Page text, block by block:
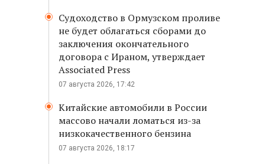
Судоходство в Ормузском проливе
не будет облагаться сборами до
заключения окончательного
договора с Ираном, утверждает
Associated Press
07 августа 2026, 17:42
Китайские автомобили в России
массово начали ломаться из-за
низкокачественного бензина
07 августа 2026, 18:17